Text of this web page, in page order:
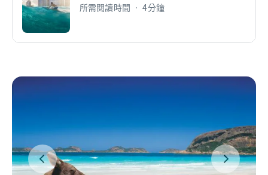
所需閱讀時間 • 4分鐘